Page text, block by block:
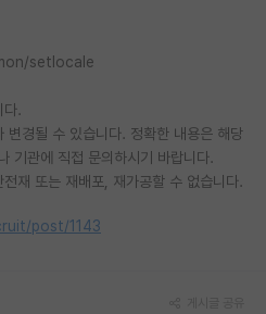
setlocale
다.
경될 수 있습니다. 정확한 내용은 해당
기관에 직접 문의하시기 바랍니다.
재 또는 재배포, 재가공할 수 없습니다.
post/1143